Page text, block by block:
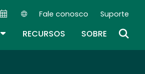
Secondary Navigation (PT)
Fale conosco Suporte
TOGGLE DROPDOWN
RECURSOS SOBRE